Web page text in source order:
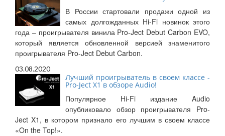
В России стартовали продажи одной из
самых долгожданных Hi-Fi новинок этого
года – проигрывателя винила Pro-Ject Debut Carbon EVO,
который является обновленной версией знаменитого
проигрывателя Pro-Ject Debut Carbon.
03.08.2020
Лучший проигрыватель в своем классе -
Pro-Ject X1 в обзоре Audio!
Популярное Hi-Fi издание Audio
опубликовало обзор проигрывателя Pro-
Ject X1, в котором признало его лучшим в своем классе
«On the Top!».